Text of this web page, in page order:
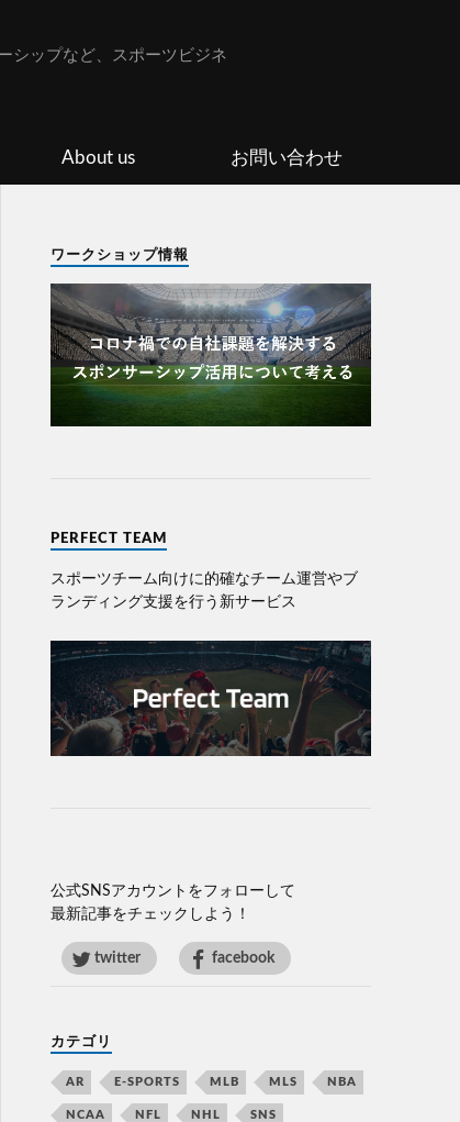
シップなど、スポーツビジネ
About us お問い合わせ
ワークショップ情報
PERFECT TEAM
スポーツチーム向けに的確なチーム運営やブ
ランディング⽀援を⾏う新サービス
公式SNSアカウントをフォローして
最新記事をチェックしよう！
twitter facebook
カテゴリ
AR E-SPORTS MLB MLS NBA
NCAA NFL NHL SNS